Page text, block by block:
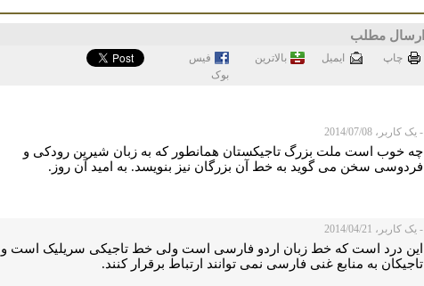
ارسال مطلب
چاپ ايميل بالاترین
فيس
بوک
- یک کاربر، 2014/07/08
چه خوب است ملت بزرگ تاجیکستان همانطور که به زبان شیرین رودکی و
فردوسی سخن می گوید به خط آن بزرگان نیز بنویسد. به امید آن روز.
- یک کاربر، 2014/04/21
این درد است که خط زبان اردو فارسی است ولی خط تاجیکی سریلیک است و
تاجیکان به منابع غنی فارسی نمی توانند ارتباط برقرار کنند.